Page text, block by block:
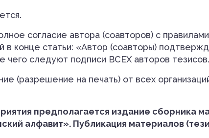
согласие автора (соавторов) с
конце статьи: «Автор (соавторы)
чего следуют подписи ВСЕХ авторов тезисов.
(разрешение на печать) от всех
предполагается издание сборника
алфавит». Публикация материалов